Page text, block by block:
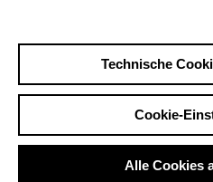
In Filmen / Medien wie
Technische
Cookie-
Alle Cookies